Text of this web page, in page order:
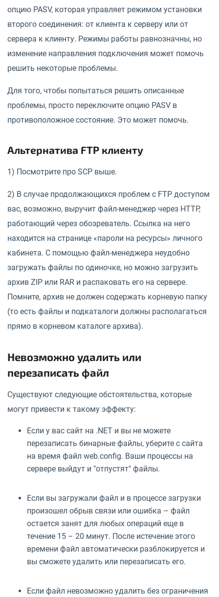
опцию PASV, которая управляет режимом установки
второго соединения: от клиента к серверу или от
сервера к клиенту. Режимы работы равнозначны, но
изменение направления подключения может помочь
решить некоторые проблемы.
Для того, чтобы попытаться решить описанные
проблемы, просто переключите опцию PASV в
противоположное состояние. Это может помочь.
Альтернатива FTP клиенту
1) Посмотрите про SCP выше.
2) В случае продолжающихся проблем с FTP доступом
вас, возможно, выручит файл-менеджер через HTTP,
работающий через обозреватель. Ссылка на него
находится на странице «пароли на ресурсы» личного
кабинета. С помощью файл-менеджера неудобно
загружать файлы по одиночке, но можно загрузить
архив ZIP или RAR и распаковать его на сервере.
Помните, архив не должен содержать корневую папку
(то есть файлы и подкаталоги должны располагаться
прямо в корневом каталоге архива).
Невозможно удалить или
перезаписать файл
Существуют следующие обстоятельства, которые
могут привести к такому эффекту:
Если у вас сайт на .NET и вы не можете
перезаписать бинарные файлы, уберите с сайта
на время файл web.config. Ваши процессы на
сервере выйдут и "отпустят" файлы.
Если вы загружали файл и в процессе загрузки
произошел обрыв связи или ошибка – файл
остается занят для любых операций еще в
течение 15 – 20 минут. После истечение этого
времени файл автоматически разблокируется и
вы сможете удалить или перезаписать его.
Если файл невозможно удалить без ограничения